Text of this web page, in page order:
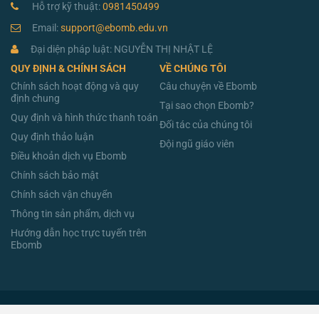
Hỗ trợ kỹ thuật:0981450499
Email:support@ebomb.edu.vn
Đại diện pháp luật: NGUYỄN THỊ NHẬT LỆ
QUY ĐỊNH & CHÍNH SÁCH
Chính sách hoạt động và quy
định chung
Quy định và hình thức thanh toán
Quy định thảo luận
Điều khoản dịch vụ Ebomb
Chính sách bảo mật
Chính sách vận chuyển
Thông tin sản phẩm, dịch vụ
Hướng dẫn học trực tuyến trên
Ebomb
VỀ CHÚNG TÔI
Câu chuyện về Ebomb
Tại sao chọn Ebomb?
Đối tác của chúng tôi
Đội ngũ giáo viên